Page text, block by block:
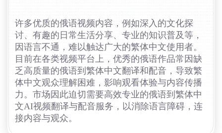
许多优质的俄语视频内容，例如深入的文化探
讨、有趣的日常生活分享、专业的知识普及等，
因语言不通，难以触达广大的繁体中文使用者。
目前在各类视频平台上，优秀的俄语作品常因缺
乏高质量的俄语到繁体中文翻译和配音，导致繁
体中文观众理解困难，影响观看体验与内容传播
力。市场因此迫切需要高效专业的俄语到繁体中
文AI视频翻译与配音服务，以消除语言障碍，连
接内容与观众。